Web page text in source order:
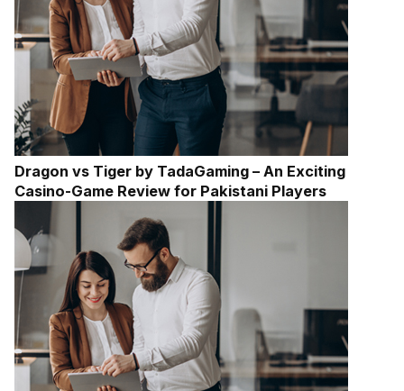
Dragon vs Tiger by TadaGaming – An Exciting
Casino-Game Review for Pakistani Players